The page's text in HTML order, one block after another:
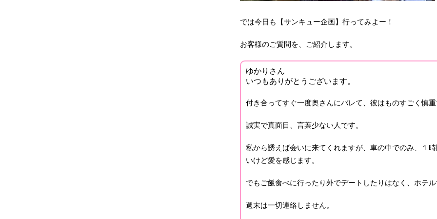
では今日も【サンキュー企画】行ってみよー！
お客様のご質問を、ご紹介します。
ゆかりさん
いつもありがとうございます。
付き合ってすぐ一度奥さんにバレて、彼はものすごく慎重
誠実で真面目、言葉少ない人です。
私から誘えば会いに来てくれますが、車の中でのみ、１
いけど愛を感じます。
でもご飯食べに行ったり外でデートしたりはなく、ホテル
週末は一切連絡しません。